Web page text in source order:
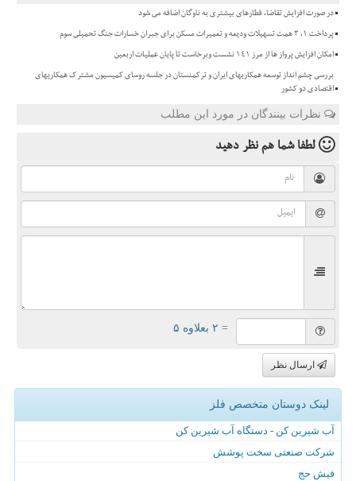
در صورت افزایش تقاضا، قطارهای بیشتری به ناوگان اضافه می شود
پرداخت ۱، ۳ همت تسهیلات ودیعه و تعمیرات مسکن برای جبران خسارات جنگ تحمیلی سوم
امکان افزایش پرواز ها از مرز ۱۴۱ نشست وبرخاست تا پایان عملیات اربعین
بررسی چشم انداز توسعه همکاریهای ایران و ترکمنستان در جلسه روسای کمیسیون مشترک همکاریهای
اقتصادی دو کشور
نظرات بینندگان در مورد این مطلب
لطفا شما هم نظر دهید
= ۲ بعلاوه ۵
ارسال نظر
لینک دوستان متخصص فلز
آب شیرین کن - دستگاه آب شیرین کن
شرکت صنعتی سخت پوشش
فیش حج